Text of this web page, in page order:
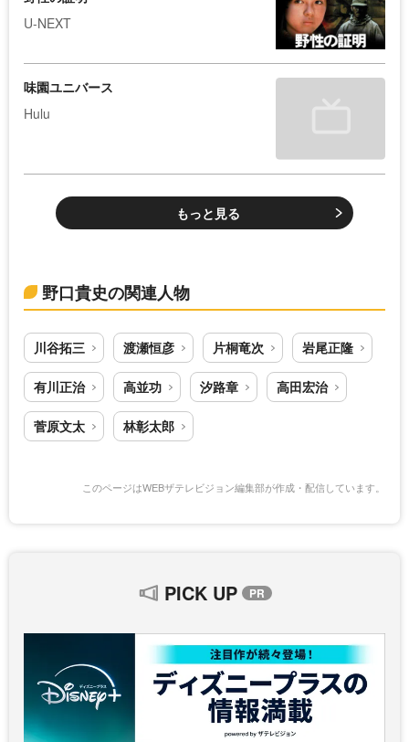
U-NEXT
味園ユニバース
Hulu
もっと見る
野口貴史の関連人物
川谷拓三 渡瀬恒彦 片桐竜次 岩尾正隆
有川正治 高並功 汐路章 高田宏治
菅原文太 林彰太郎
このページはWEBザテレビジョン編集部が作成・配信しています。
PICK UP